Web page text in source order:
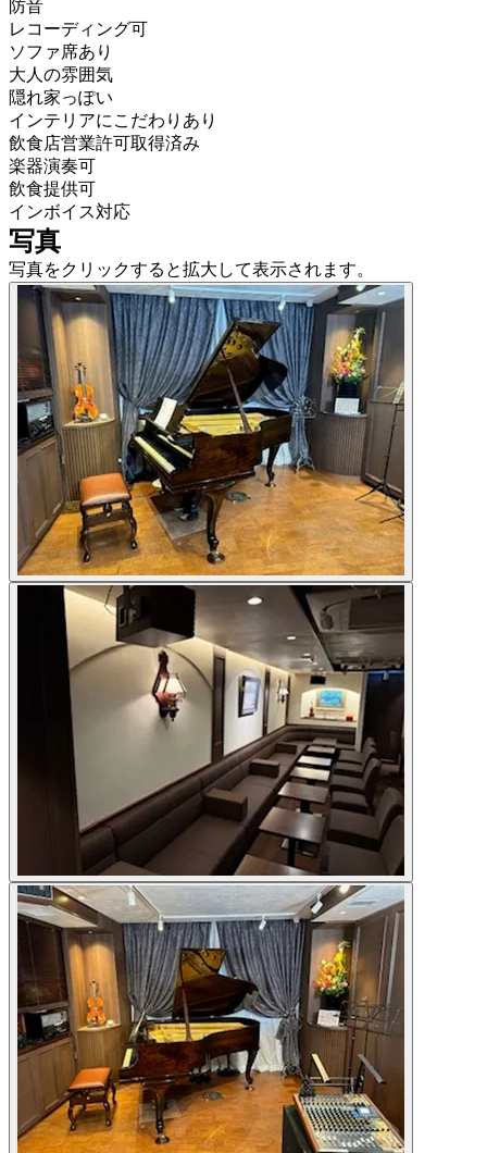
防音
レコーディング可
ソファ席あり
大人の雰囲気
隠れ家っぽい
インテリアにこだわりあり
飲食店営業許可取得済み
楽器演奏可
飲食提供可
インボイス対応
写真
写真をクリックすると拡大して表示されます。